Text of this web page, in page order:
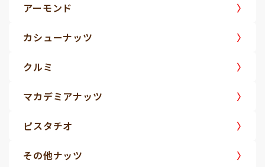
アーモンド
カシューナッツ
クルミ
マカデミアナッツ
ピスタチオ
その他ナッツ